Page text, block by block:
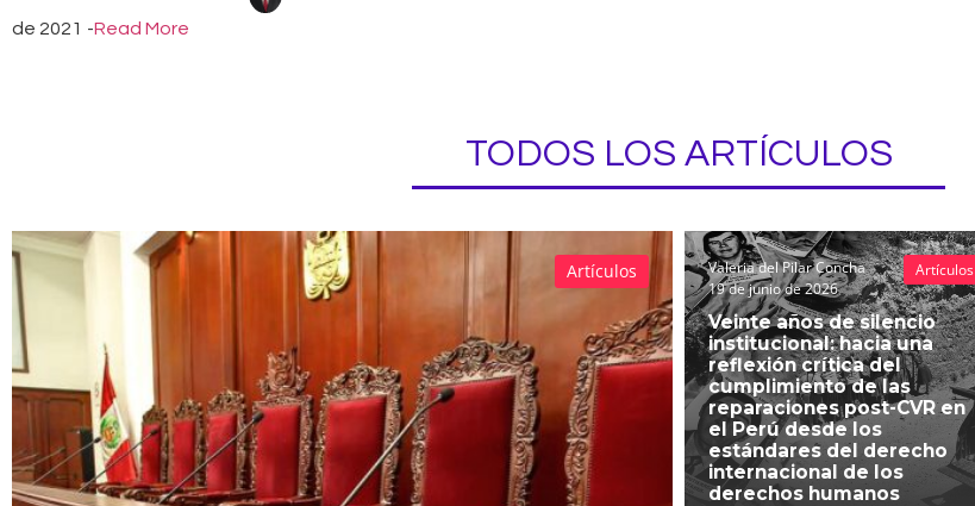
de 2021 -Read More
TODOS LOS ARTÍCULOS
Artículos
Valeria del Pilar Concha
19 de junio de 2026
Veinte años de silencio
institucional: hacia una
reflexión crítica del
cumplimiento de las
reparaciones post-CVR en
el Perú desde los
estándares del derecho
internacional de los
derechos humanos
Artículos